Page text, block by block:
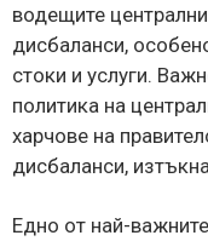
водещите
дисбаланси,
стоки и услуги.
политика на
харчове на
дисбаланси,
Едно от най-